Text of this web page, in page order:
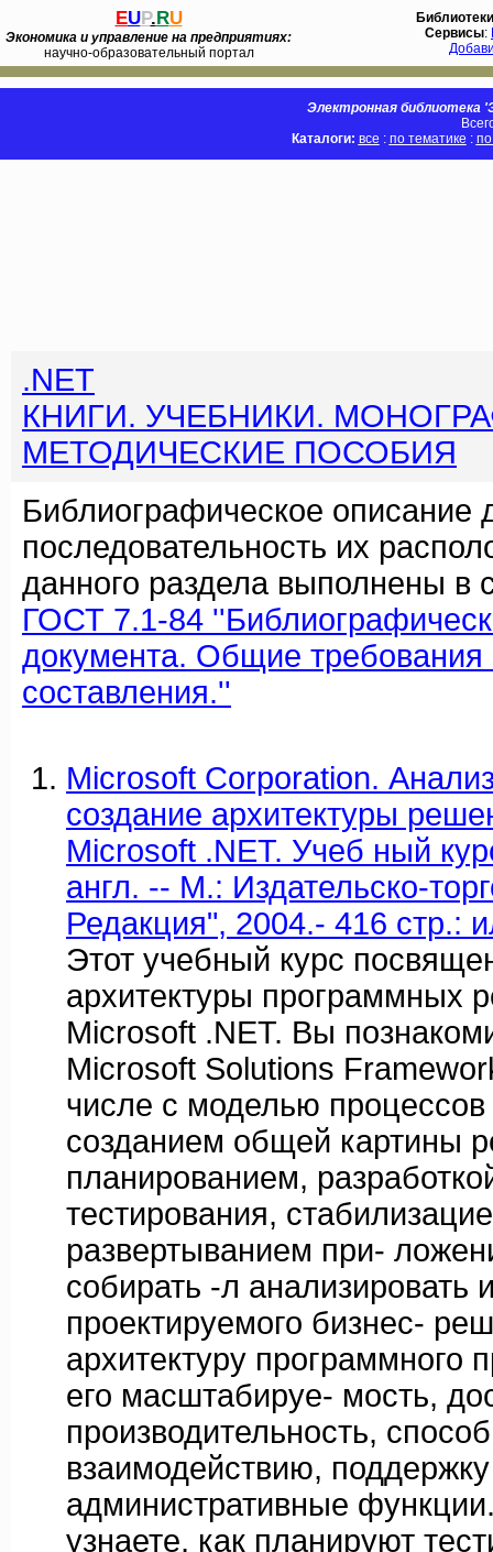
EUP.RU
Экономика и управление на предприятиях:
научно-образовательный портал
Библиотеки
Сервисы:
Электронная библиотека
Каталоги: все : по тематике :
.NET
КНИГИ. УЧЕБНИКИ.
МЕТОДИЧЕСКИЕ ПОСОБИЯ
Библиографическое описание
последовательность их
данного раздела выполнены в
ГОСТ 7.1-84
документа. Общие требования
составления.''
Microsoft Corporation.
создание архитектуры
Microsoft .NET. Учеб ный
англ. -- М.: Издательско-
Редакция", 2004.- 416 стр.:
Этот учебный курс
архитектуры программных
Microsoft .NET. Вы
Microsoft Solutions
числе с моделью
созданием общей картины
планированием,
тестирования,
развертыванием при-
собирать -л
проектируемого бизнес-
архитектуру программного
его масштабируе- мость,
производительность,
взаимодействию,
административные
узнаете, как планируют